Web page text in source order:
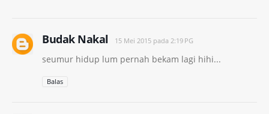
Budak Nakal 15 Mei 2015 pada 2:19 PG
seumur hidup lum pernah bekam lagi hihi...
Balas